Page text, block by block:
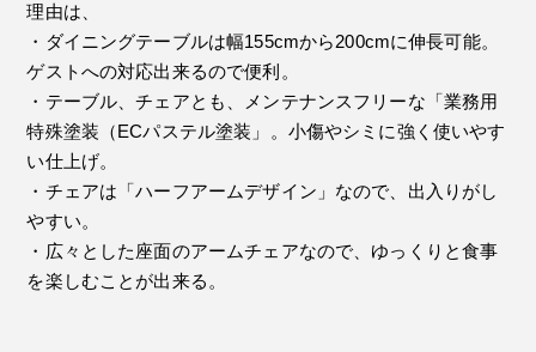
理由は、
・ダイニングテーブルは幅155cmから200cmに伸長可能。
ゲストへの対応出来るので便利。
・テーブル、チェアとも、メンテナンスフリーな「業務用
特殊塗装（ECパステル塗装」。小傷やシミに強く使いやす
い仕上げ。
・チェアは「ハーフアームデザイン」なので、出入りがし
やすい。
・広々とした座面のアームチェアなので、ゆっくりと食事
を楽しむことが出来る。